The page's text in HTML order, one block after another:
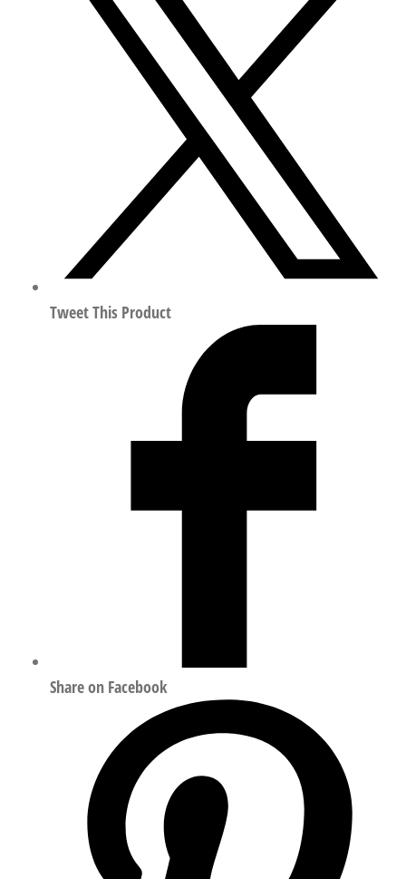
合
ISOTweet This Product
Share on Facebook